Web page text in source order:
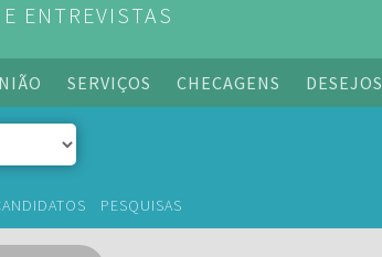
ENTREVISTAS
SERVIÇOS CHECAGENS DESEJOS
PESQUISAS